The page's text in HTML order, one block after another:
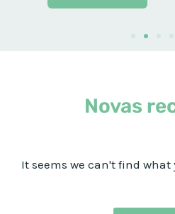
Novas
It seems we can't find what